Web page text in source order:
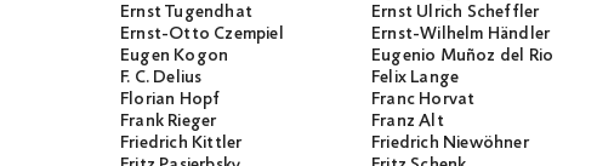
Ernst Tugendhat
Ernst Ulrich Scheffler
Ernst-Otto Czempiel
Ernst-Wilhelm Händler
Eugen Kogon
Eugenio Muñoz del Rio
F. C. Delius
Felix Lange
Florian Hopf
Franc Horvat
Frank Rieger
Franz Alt
Friedrich Kittler
Friedrich Niewöhner